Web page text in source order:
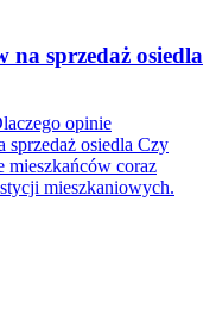
na sprzedaż osiedla
opinie
sprzedaż osiedla Czy
mieszkańców coraz
mieszkaniowych.